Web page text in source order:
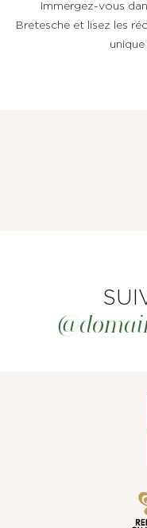
RESTAURANT
ÉVÈNEMENTS
Immergez-vous
Bretesche et lisez les